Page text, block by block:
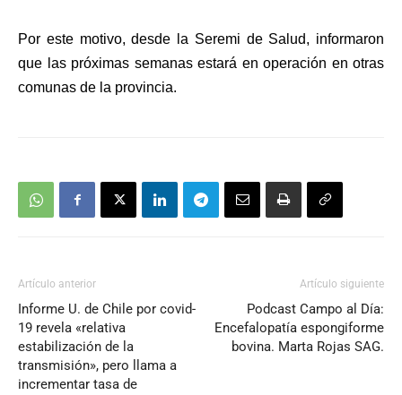
Por este motivo, desde la Seremi de Salud, informaron
que las próximas semanas estará en operación en otras
comunas de la provincia.
Artículo anterior
Informe U. de Chile por covid-
19 revela «relativa
estabilización de la
transmisión», pero llama a
incrementar tasa de
Artículo siguiente
Podcast Campo al Día:
Encefalopatía espongiforme
bovina. Marta Rojas SAG.